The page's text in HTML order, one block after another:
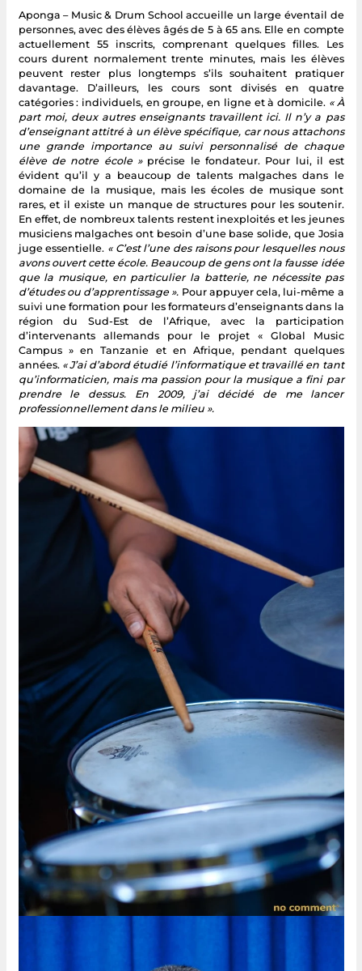
Aponga – Music & Drum School accueille un large éventail de
personnes, avec des élèves âgés de 5 à 65 ans. Elle en compte
actuellement 55 inscrits, comprenant quelques filles. Les
cours durent normalement trente minutes, mais les élèves
peuvent rester plus longtemps s’ils souhaitent pratiquer
davantage. D’ailleurs, les cours sont divisés en quatre
catégories : individuels, en groupe, en ligne et à domicile. « À
part moi, deux autres enseignants travaillent ici. Il n’y a pas
d’enseignant attitré à un élève spécifique, car nous attachons
une grande importance au suivi personnalisé de chaque
élève de notre école »précise le fondateur. Pour lui, il est
évident qu’il y a beaucoup de talents malgaches dans le
domaine de la musique, mais les écoles de musique sont
rares, et il existe un manque de structures pour les soutenir.
En effet, de nombreux talents restent inexploités et les jeunes
musiciens malgaches ont besoin d’une base solide, que Josia
juge essentielle. « C’est l’une des raisons pour lesquelles nous
avons ouvert cette école. Beaucoup de gens ont la fausse idée
que la musique, en particulier la batterie, ne nécessite pas
d’études ou d’apprentissage ». Pour appuyer cela, lui-même a
suivi une formation pour les formateurs d’enseignants dans la
région du Sud-Est de l’Afrique, avec la participation
d’intervenants allemands pour le projet « Global Music
Campus » en Tanzanie et en Afrique, pendant quelques
années. « J’ai d’abord étudié l’informatique et travaillé en tant
qu’informaticien, mais ma passion pour la musique a fini par
prendre le dessus. En 2009, j’ai décidé de me lancer
professionnellement dans le milieu ».